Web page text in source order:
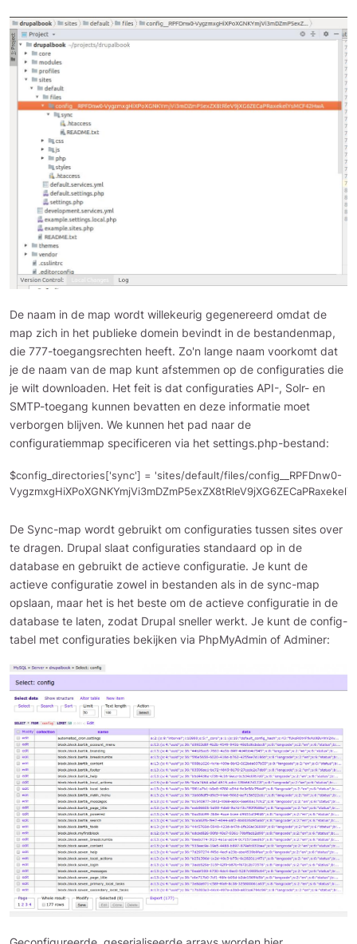
De naam in de map wordt willekeurig gegenereerd omdat de
map zich in het publieke domein bevindt in de bestandenmap,
die 777-toegangsrechten heeft. Zo'n lange naam voorkomt dat
je de naam van de map kunt afstemmen op de configuraties die
je wilt downloaden. Het feit is dat configuraties API-, Solr- en
SMTP-toegang kunnen bevatten en deze informatie moet
verborgen blijven. We kunnen het pad naar de
configuratiemmap specificeren via het settings.php-bestand:
$config_directories['sync'] = 'sites/default/files/config__RPFDnw0-
De Sync-map wordt gebruikt om configuraties tussen sites over
te dragen. Drupal slaat configuraties standaard op in de
database en gebruikt de actieve configuratie. Je kunt de
actieve configuratie zowel in bestanden als in de sync-map
opslaan, maar het is het beste om de actieve configuratie in de
database te laten, zodat Drupal sneller werkt. Je kunt de config-
tabel met configuraties bekijken via PhpMyAdmin of Adminer: